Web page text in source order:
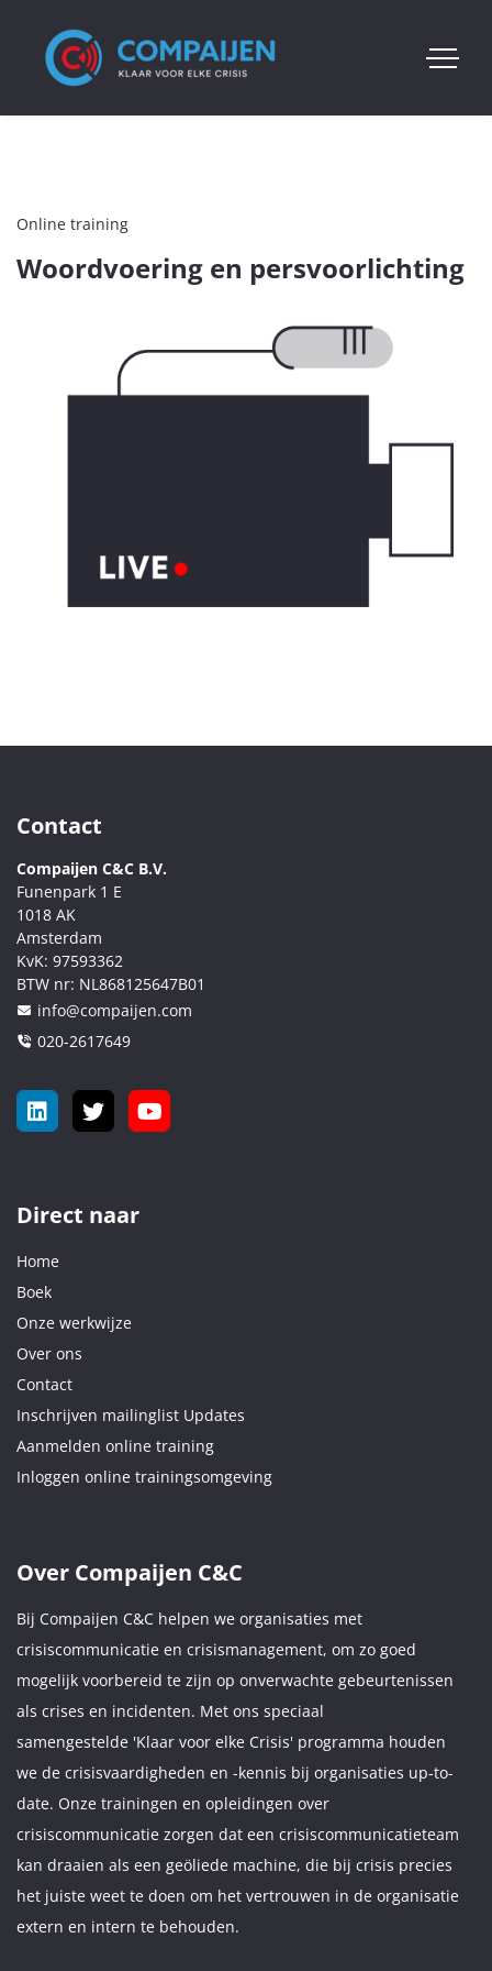
Online training
Woordvoering en persvoorlichting
Contact
Compaijen C&C B.V.
Funenpark 1 E
1018 AK
Amsterdam
info@compaijen.com
020-2617649
KvK: 97593362
BTW nr: NL868125647B01
Direct naar
Home
Boek
Onze werkwijze
Over ons
Contact
Inschrijven mailinglist Updates
Aanmelden online training
Inloggen online trainingsomgeving
Over Compaijen C&C
Bij Compaijen C&C helpen we organisaties met
crisiscommunicatie en crisismanagement, om zo goed
mogelijk voorbereid te zijn op onverwachte gebeurtenissen
als crises en incidenten. Met ons speciaal
samengestelde 'Klaar voor elke Crisis' programma houden
we de crisisvaardigheden en -kennis bij organisaties up-to-
date. Onze trainingen en opleidingen over
crisiscommunicatie zorgen dat een crisiscommunicatieteam
kan draaien als een geöliede machine, die bij crisis precies
het juiste weet te doen om het vertrouwen in de organisatie
extern en intern te behouden.